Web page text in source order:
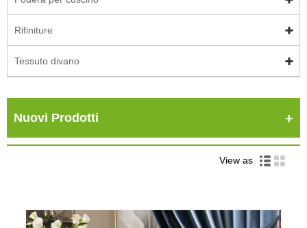
Rifiniture
Tessuto divano
Nuovi Prodotti
View as